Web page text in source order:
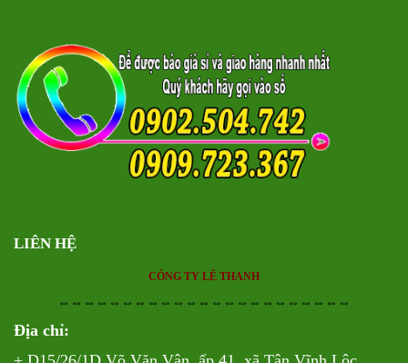
LIÊN HỆ
CÔNG TY LÊ THANH
⇔⇔⇔⇔⇔⇔⇔⇔⇔⇔⇔⇔⇔⇔⇔⇔⇔⇔⇔⇔⇔⇔⇔
Địa chỉ: